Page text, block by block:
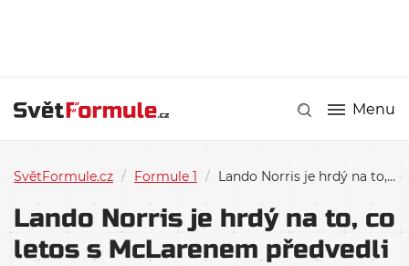
Menu
SvětFormule.cz / Formule 1 / Lando Norris je hrdý na to, co letos s McLarenem předvedli
Lando Norris je hrdý na to, co
letos s McLarenem předvedli